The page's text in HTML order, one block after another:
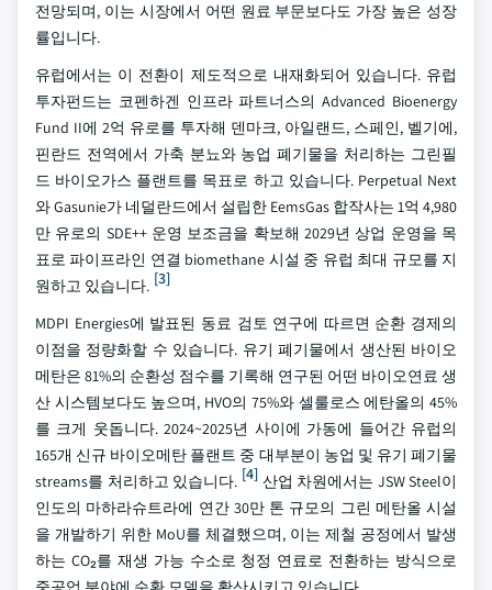
전망되며, 이는 시장에서 어떤 원료 부문보다도 가장 높은 성장
률입니다.
유럽에서는 이 전환이 제도적으로 내재화되어 있습니다. 유럽
투자펀드는 코펜하겐 인프라 파트너스의 Advanced Bioenergy
Fund II에 2억 유로를 투자해 덴마크, 아일랜드, 스페인, 벨기에,
핀란드 전역에서 가축 분뇨와 농업 폐기물을 처리하는 그린필
드 바이오가스 플랜트를 목표로 하고 있습니다. Perpetual Next
와 Gasunie가 네덜란드에서 설립한 EemsGas 합작사는 1억 4,980
만 유로의 SDE++ 운영 보조금을 확보해 2029년 상업 운영을 목
표로 파이프라인 연결 biomethane 시설 중 유럽 최대 규모를 지
원하고 있습니다. [3]
MDPI Energies에 발표된 동료 검토 연구에 따르면 순환 경제의
이점을 정량화할 수 있습니다. 유기 폐기물에서 생산된 바이오
메탄은 81%의 순환성 점수를 기록해 연구된 어떤 바이오연료 생
산 시스템보다도 높으며, HVO의 75%와 셀룰로스 에탄올의 45%
를 크게 웃돕니다. 2024~2025년 사이에 가동에 들어간 유럽의
165개 신규 바이오메탄 플랜트 중 대부분이 농업 및 유기 폐기물
streams를 처리하고 있습니다. [4] 산업 차원에서는 JSW Steel이
인도의 마하라슈트라에 연간 30만 톤 규모의 그린 메탄올 시설
을 개발하기 위한 MoU를 체결했으며, 이는 제철 공정에서 발생
하는 CO₂를 재생 가능 수소로 청정 연료로 전환하는 방식으로